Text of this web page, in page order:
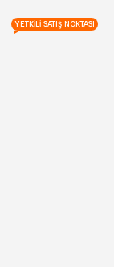
YETKILI SATIŞ NOKTASI